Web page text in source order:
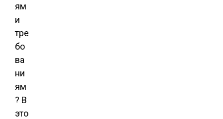
ям
и
тре
бо
ва
ни
ям
? В
это